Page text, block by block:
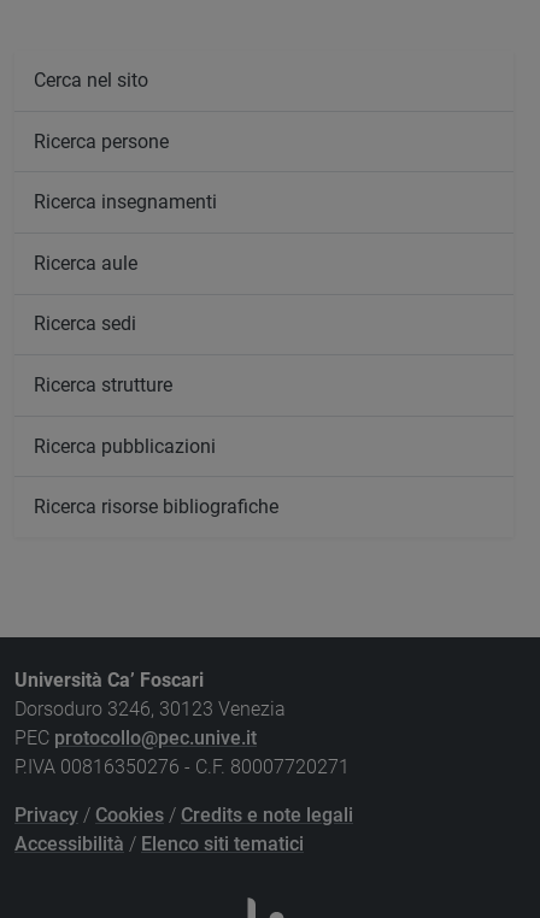
Cerca nel sito
Ricerca persone
Ricerca insegnamenti
Ricerca aule
Ricerca sedi
Ricerca strutture
Ricerca pubblicazioni
Ricerca risorse bibliografiche
Università Ca’ Foscari
Dorsoduro 3246, 30123 Venezia
PEC protocollo@pec.unive.it
P.IVA 00816350276 - C.F. 80007720271
Privacy / Cookies / Credits e note legali
Accessibilità / Elenco siti tematici